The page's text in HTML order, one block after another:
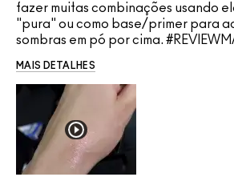
fazer muitas combinações usando
"pura" ou como base/primer para
sombras em pó por cima.
MAIS DETALHES